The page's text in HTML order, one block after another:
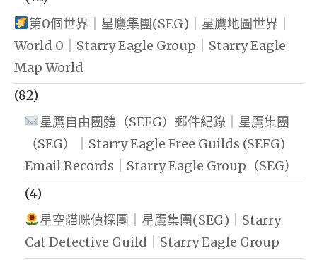
第0個世界｜星鷹集團(SEG)｜星鷹地圖世界｜
World 0｜Starry Eagle Group｜Starry Eagle
Map World
(82)
星鷹自由團體（SEFG）郵件紀錄｜星鷹集團
（SEG）｜Starry Eagle Free Guilds (SEFG)
Email Records｜Starry Eagle Group（SEG）
(4)
星空貓咪偵探團｜星鷹集團(SEG)｜Starry
Cat Detective Guild｜Starry Eagle Group